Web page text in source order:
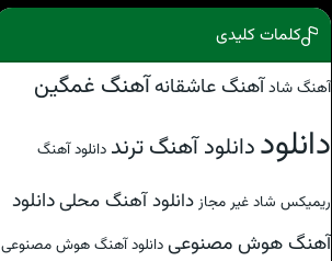
کلمات کلیدی
آهنگ شادآهنگ عاشقانهآهنگ غمگین
دانلوددانلود آهنگ ترند دانلود آهنگ
ریمیکس شاد غیر مجاز دانلود آهنگ محلیدانلود
آهنگ هوش مصنوعی دانلود آهنگ هوش مصنوعی